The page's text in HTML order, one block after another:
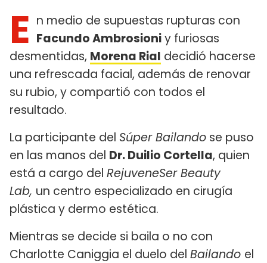
E n medio de supuestas rupturas con
Facundo Ambrosioniy furiosas
desmentidas, Morena Rial decidió hacerse
una refrescada facial, además de renovar
su rubio, y compartió con todos el
resultado.
La participante del Súper Bailando se puso
en las manos del Dr. Duilio Cortella, quien
está a cargo del RejuveneSer Beauty
Lab, un centro especializado en cirugía
plástica y dermo estética.
Mientras se decide si baila o no con
Charlotte Caniggia el duelo del Bailando el